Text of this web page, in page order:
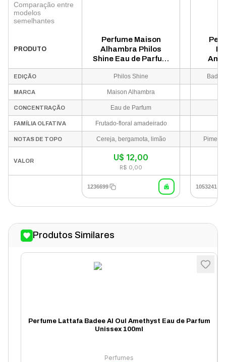
Comparação entre
modelos
semelhantes
PRODUTO
Perfume Maison
Alhambra Philos
Shine Eau de Parfum
Unissex 100ml
EDIÇÃO Philos Shine
MARCA Maison Alhambra
CONCENTRAÇÃO Eau de Parfum
FAMÍLIA OLFATIVA Frutado-floral amadeirado
NOTAS DE TOPO Cereja, bergamota, limão
VALOR U$ 12,00
R$ 0,00
1236699 1053241
Produtos Similares
Perfume Lattafa Badee Al Oul Amethyst Eau de Parfum
Unissex 100ml
Perfumes